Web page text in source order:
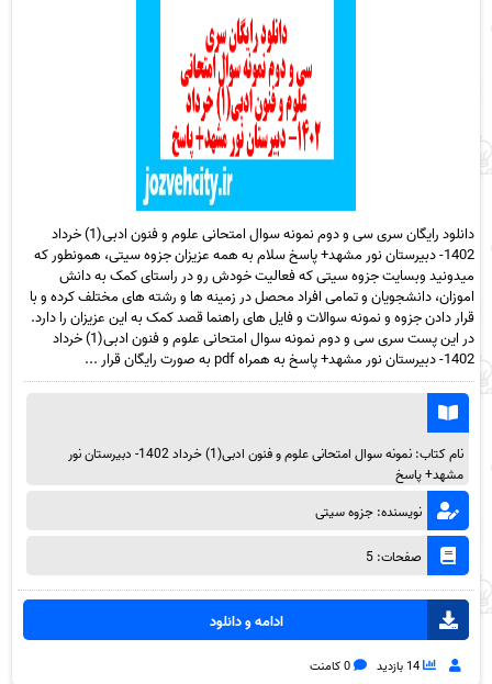
دانلود رایگان سری سی و دوم نمونه سوال امتحانی علوم و فنون ادبی(1) خرداد
1402- دبیرستان نور مشهد+ پاسخ سلام به همه عزیزان جزوه سیتی، همونطور که
میدونید وبسایت جزوه سیتی که فعالیت خودش رو در راستای کمک به دانش
اموزان، دانشجویان و تمامی افراد محصل در زمینه ها و رشته های مختلف کرده و با
قرار دادن جزوه و نمونه سوالات و فایل های راهنما قصد کمک به این عزیزان را دارد.
در این پست سری سی و دوم نمونه سوال امتحانی علوم و فنون ادبی(1) خرداد
1402- دبیرستان نور مشهد+ پاسخ به همراه pdf به صورت رایگان قرار ...
نام کتاب: نمونه سوال امتحانی علوم و فنون ادبی(1) خرداد 1402- دبیرستان نور
مشهد+ پاسخ
نویسنده: جزوه سیتی
صفحات: 5
ادامه و دانلود
14 بازدید 0 کامنت